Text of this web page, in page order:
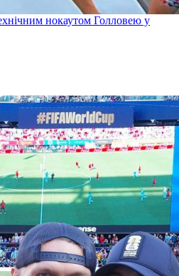
нокаутом Голловею у